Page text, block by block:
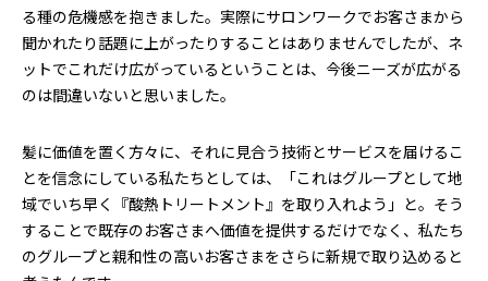
る種の危機感を抱きました。実際にサロンワークでお客さまから
聞かれたり話題に上がったりすることはありませんでしたが、ネ
ットでこれだけ広がっているということは、今後ニーズが広がる
のは間違いないと思いました。
髪に価値を置く方々に、それに見合う技術とサービスを届けるこ
とを信念にしている私たちとしては、「これはグループとして地
域でいち早く『酸熱トリートメント』を取り入れよう」と。そう
することで既存のお客さまへ価値を提供するだけでなく、私たち
のグループと親和性の高いお客さまをさらに新規で取り込めると